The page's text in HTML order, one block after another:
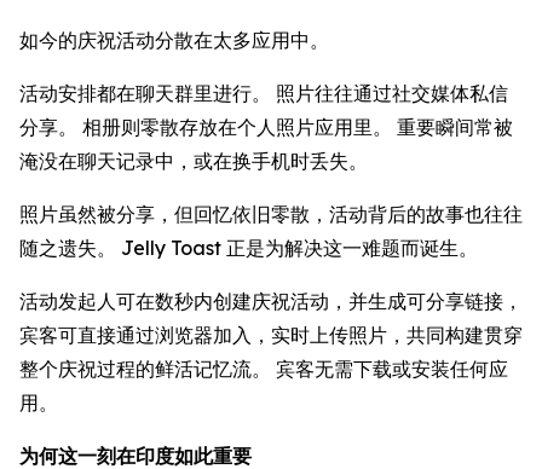
如今的庆祝活动分散在太多应用中。
活动安排都在聊天群里进行。 照片往往通过社交媒体私信
分享。 相册则零散存放在个人照片应用里。 重要瞬间常被
淹没在聊天记录中，或在换手机时丢失。
照片虽然被分享，但回忆依旧零散，活动背后的故事也往往
随之遗失。 Jelly Toast 正是为解决这一难题而诞生。
活动发起人可在数秒内创建庆祝活动，并生成可分享链接，
宾客可直接通过浏览器加入，实时上传照片，共同构建贯穿
整个庆祝过程的鲜活记忆流。 宾客无需下载或安装任何应
用。
为何这一刻在印度如此重要